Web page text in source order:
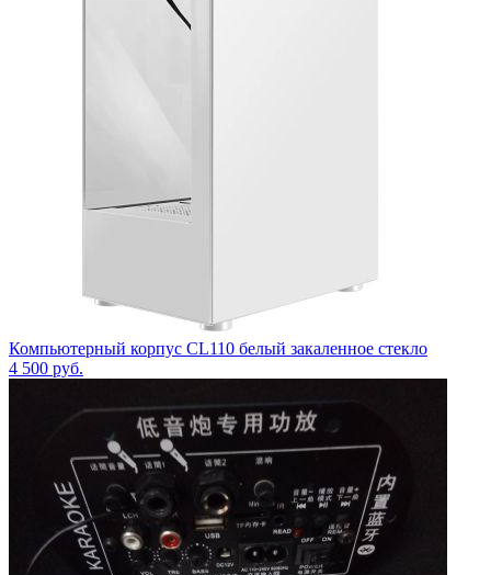
Компьютерный корпус CL110 белый закаленное стекло
4 500 руб.